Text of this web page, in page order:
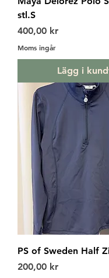
stl.S
Pris
400,00 kr
Moms ingår
Lägg i
PS of Sweden Half
Pris
200,00 kr